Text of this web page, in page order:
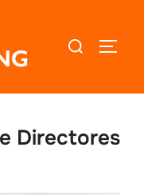
Buscar:
Directores